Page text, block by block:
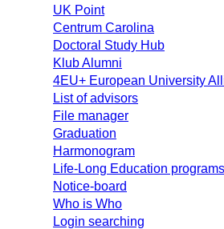
UK Point
Centrum Carolina
Doctoral Study Hub
Klub Alumni
4EU+ European University
List of advisors
File manager
Graduation
Harmonogram
Life-Long Education programs
Notice-board
Who is Who
Login searching